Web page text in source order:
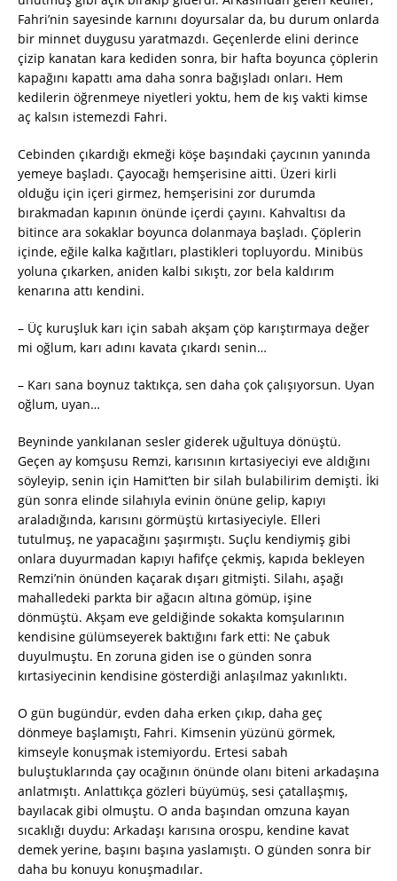
Fahri’nin sayesinde karnını doyursalar da, bu durum onlarda
bir minnet duygusu yaratmazdı. Geçenlerde elini derince
çizip kanatan kara kediden sonra, bir hafta boyunca çöplerin
kapağını kapattı ama daha sonra bağışladı onları. Hem
kedilerin öğrenmeye niyetleri yoktu, hem de kış vakti kimse
aç kalsın istemezdi Fahri.
Cebinden çıkardığı ekmeği köşe başındaki çaycının yanında
yemeye başladı. Çayocağı hemşerisine aitti. Üzeri kirli
olduğu için içeri girmez, hemşerisini zor durumda
bırakmadan kapının önünde içerdi çayını. Kahvaltısı da
bitince ara sokaklar boyunca dolanmaya başladı. Çöplerin
içinde, eğile kalka kağıtları, plastikleri topluyordu. Minibüs
yoluna çıkarken, aniden kalbi sıkıştı, zor bela kaldırım
kenarına attı kendini.
– Üç kuruşluk karı için sabah akşam çöp karıştırmaya değer
mi oğlum, karı adını kavata çıkardı senin…
– Karı sana boynuz taktıkça, sen daha çok çalışıyorsun. Uyan
oğlum, uyan…
Beyninde yankılanan sesler giderek uğultuya dönüştü.
Geçen ay komşusu Remzi, karısının kırtasiyeciyi eve aldığını
söyleyip, senin için Hamit’ten bir silah bulabilirim demişti. İki
gün sonra elinde silahıyla evinin önüne gelip, kapıyı
araladığında, karısını görmüştü kırtasiyeciyle. Elleri
tutulmuş, ne yapacağını şaşırmıştı. Suçlu kendiymiş gibi
onlara duyurmadan kapıyı hafifçe çekmiş, kapıda bekleyen
Remzi’nin önünden kaçarak dışarı gitmişti. Silahı, aşağı
mahalledeki parkta bir ağacın altına gömüp, işine
dönmüştü. Akşam eve geldiğinde sokakta komşularının
kendisine gülümseyerek baktığını fark etti: Ne çabuk
duyulmuştu. En zoruna giden ise o günden sonra
kırtasiyecinin kendisine gösterdiği anlaşılmaz yakınlıktı.
O gün bugündür, evden daha erken çıkıp, daha geç
dönmeye başlamıştı, Fahri. Kimsenin yüzünü görmek,
kimseyle konuşmak istemiyordu. Ertesi sabah
buluştuklarında çay ocağının önünde olanı biteni arkadaşına
anlatmıştı. Anlattıkça gözleri büyümüş, sesi çatallaşmış,
bayılacak gibi olmuştu. O anda başından omzuna kayan
sıcaklığı duydu: Arkadaşı karısına orospu, kendine kavat
demek yerine, başını başına yaslamıştı. O günden sonra bir
daha bu konuyu konuşmadılar.